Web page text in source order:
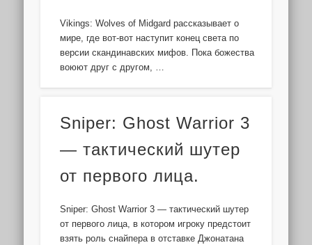
Vikings: Wolves of Midgard рассказывает о
мире, где вот-вот наступит конец света по
версии скандинавских мифов. Пока божества
воюют друг с другом, …
Sniper: Ghost Warrior 3
— тактический шутер
от первого лица.
Sniper: Ghost Warrior 3 — тактический шутер
от первого лица, в котором игроку предстоит
взять роль снайпера в отставке Джонатана